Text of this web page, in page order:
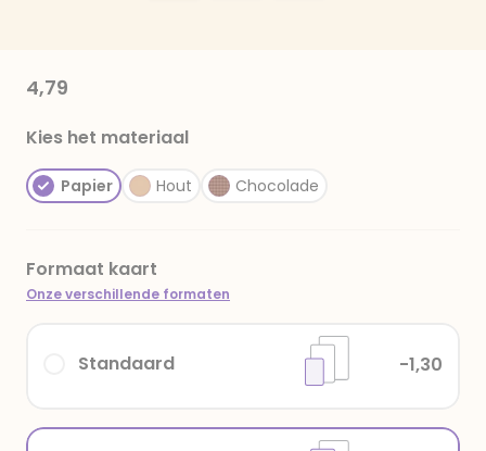
4,79
Kies het materiaal
Papier Hout Chocolade
Formaat kaart
Onze verschillende formaten
Standaard -1,30